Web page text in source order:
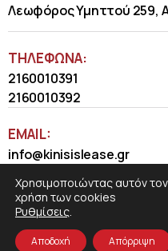
Λεωφόρος Υμηττού 259,
ΤΗΛΈΦΩΝΑ:
2160010391
2160010392
EMAIL:
info@kinisislease.gr
Χρησιμοποιώντας αυτόν
χρήση των cookies
Ρυθμίσεις.
Αποδοχή Απόρριψη